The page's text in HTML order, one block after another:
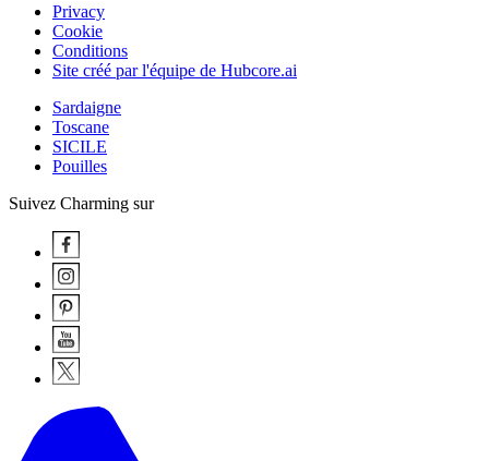
Privacy
Cookie
Conditions
Site créé par l'équipe de Hubcore.ai
Sardaigne
Toscane
SICILE
Pouilles
Suivez Charming sur